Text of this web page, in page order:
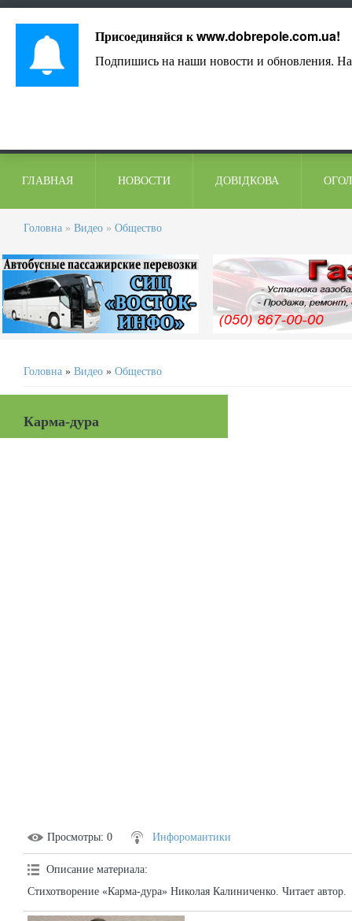
ГЛАВНАЯ НОВОСТИ ДОВІДКОВА
Головна » Видео » Общество
Головна » Видео » Общество
Карма-дура
Просмотры: 0 Инфоромантики
Описание материала:
Стихотворение «Карма-дура» Николая Калиниченко. Читает автор.
Присоединяйся кwww.dobrepole.com.ua!
Подпишись на наши новости и обновления.